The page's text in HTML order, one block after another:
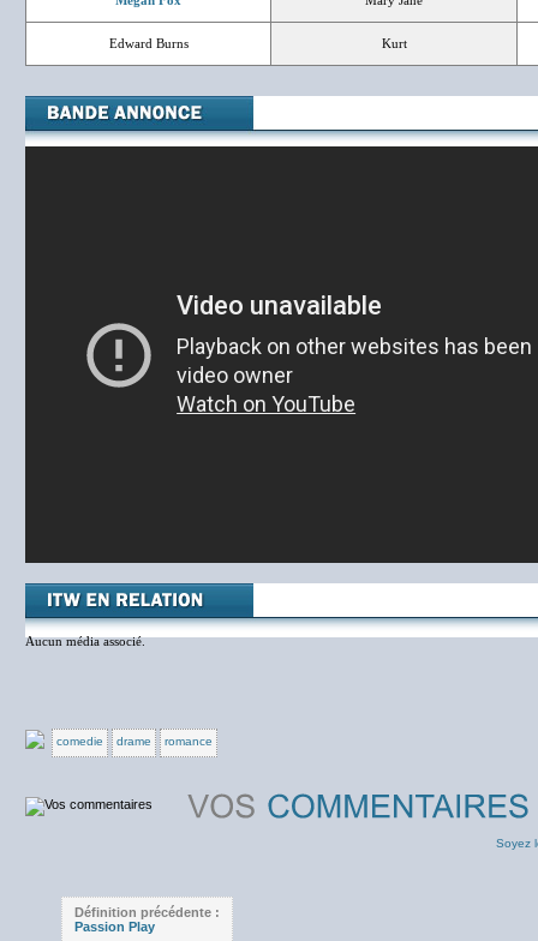
Edward Burns Kurt
Aucun média associé.
comedie drame romance
Soyez
Définition précédente :
Passion Play